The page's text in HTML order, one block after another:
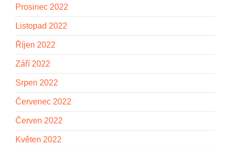
Prosinec 2022
Listopad 2022
Říjen 2022
Září 2022
Srpen 2022
Červenec 2022
Červen 2022
Květen 2022